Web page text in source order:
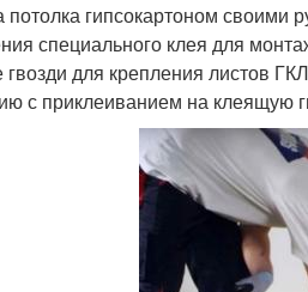
гипсокартоном своими
специального клея для
гвозди для крепления листов
с приклеиванием на клеящую